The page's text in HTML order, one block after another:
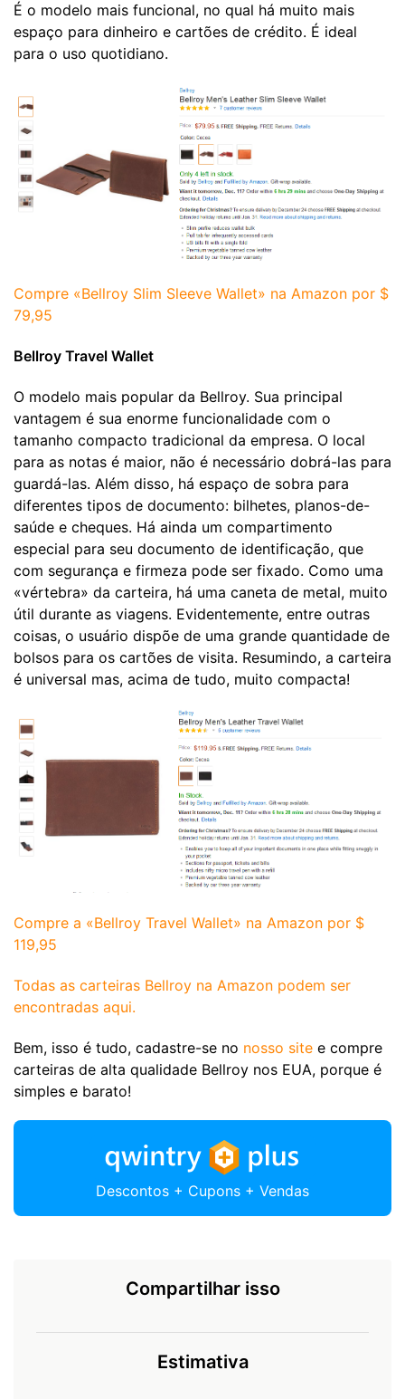
É o modelo mais funcional, no qual há muito mais
espaço para dinheiro e cartões de crédito. É ideal
para o uso quotidiano.
Compre «Bellroy Slim Sleeve Wallet» na Amazon por $
79,95
Bellroy Travel Wallet
O modelo mais popular da Bellroy. Sua principal
vantagem é sua enorme funcionalidade com o
tamanho compacto tradicional da empresa. O local
para as notas é maior, não é necessário dobrá-las para
guardá-las. Além disso, há espaço de sobra para
diferentes tipos de documento: bilhetes, planos-de-
saúde e cheques. Há ainda um compartimento
especial para seu documento de identificação, que
com segurança e firmeza pode ser fixado. Como uma
«vértebra» da carteira, há uma caneta de metal, muito
útil durante as viagens. Evidentemente, entre outras
coisas, o usuário dispõe de uma grande quantidade de
bolsos para os cartões de visita. Resumindo, a carteira
é universal mas, acima de tudo, muito compacta!
Compre a «Bellroy Travel Wallet» na Amazon por $
119,95
Todas as carteiras Bellroy na Amazon podem ser
encontradas aqui.
Bem, isso é tudo, cadastre-se no nosso site e compre
carteiras de alta qualidade Bellroy nos EUA, porque é
simples e barato!
Descontos + Cupons + Vendas
Compartilhar isso
Estimativa